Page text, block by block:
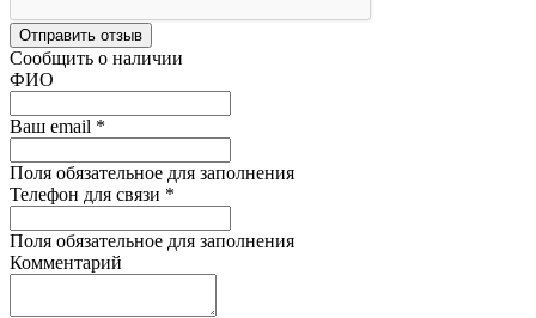
Отправить отзыв
Сообщить о наличии
ФИО
Ваш email *
Поля обязательное для заполнения
Телефон для связи *
Поля обязательное для заполнения
Комментарий